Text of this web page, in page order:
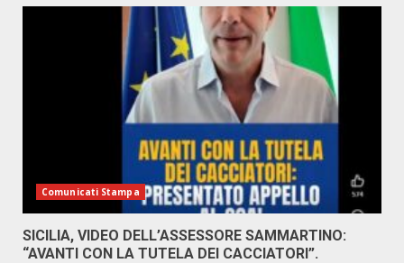
Comunicati Stampa
SICILIA, VIDEO DELL’ASSESSORE SAMMARTINO:
“AVANTI CON LA TUTELA DEI CACCIATORI”.